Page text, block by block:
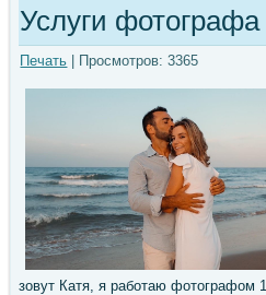
Услуги фотографа
Печать | Просмотров: 3365
зовут Катя, я работаю фотографом